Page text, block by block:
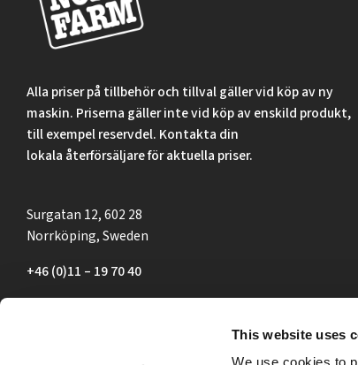
This website uses
Alla priser på tillbehör och tillval gäller vid köp av ny
maskin. Priserna gäller inte vid köp av enskild produkt,
till exempel reservdel. Kontakta din
lokala återförsäljare för aktuella priser.
Surgatan 12, 602 28
Norrköping, Sweden
+46 (0)11 – 19 70 40